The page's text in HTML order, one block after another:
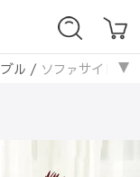
ル / ソファサイドテ